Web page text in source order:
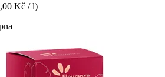
Kč / l)